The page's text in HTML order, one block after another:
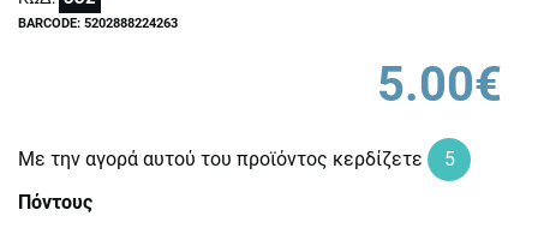
BARCODE: 5202888224263
5.00€
Με την αγορά αυτού του προϊόντος κερδίζετε
5
Πόντους